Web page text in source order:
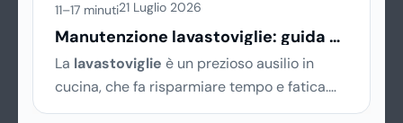
11–17 minuti21 Luglio 2026
Manutenzione lavastoviglie: guida ai
guasti più comuni (e soluzioni)
La lavastoviglie è un prezioso ausilio in
cucina, che fa risparmiare tempo e fatica.
Ma a volte, come tutti gli elettrodomestici,